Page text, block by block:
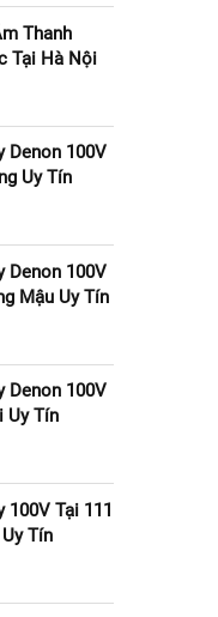
Thanh
Tại Hà Nội
Denon 100V
Uy Tín
Denon 100V
Mậu Uy Tín
Denon 100V
Uy Tín
100V Tại 111
Tín